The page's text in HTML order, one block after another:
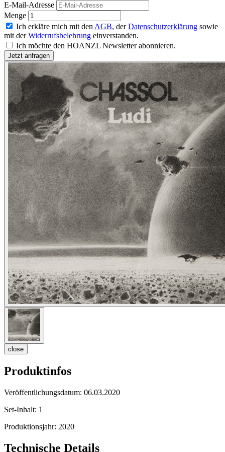
E-Mail-Adresse
Menge
Ich erkläre mich mit den AGB, derDatenschutzerklärung sowie
mit derWiderrufsbelehrung einverstanden.
Ich möchte den HOANZL Newsletter abonnieren.
close
Produktinfos
Veröffentlichungsdatum: 06.03.2020
Set-Inhalt: 1
Produktionsjahr: 2020
Technische Details